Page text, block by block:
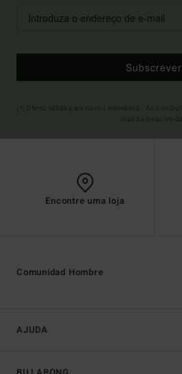
Subscrever
Encontre uma loja
AJUDA
Comunidad Hombre